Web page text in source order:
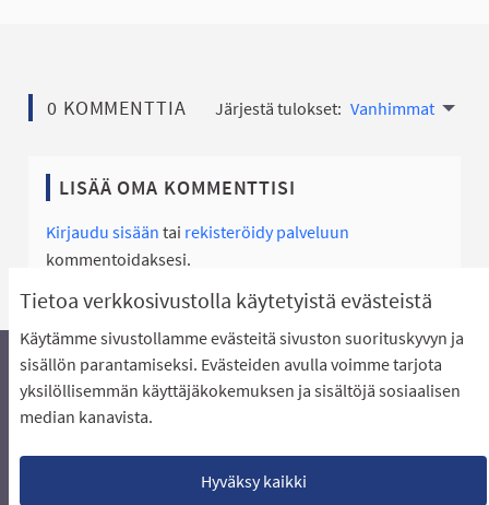
Tietoa verkkosivustolla käytetyistä evästeistä
Käytämme sivustollamme evästeitä sivuston suorituskyvyn ja
sisällön parantamiseksi. Evästeiden avulla voimme tarjota
yksilöllisemmän käyttäjäkokemuksen ja sisältöjä sosiaalisen
median kanavista.
Hyväksy kaikki
0 KOMMENTTIA Järjestä tulokset: Vanhimmat
LISÄÄ OMA KOMMENTTISI
Kirjaudu sisään tai rekisteröidy palveluun
kommentoidaksesi.
Äänestyksen pikaohjeet
Usein kysytyt kysymykset
Näin äänestät Asukasbudjetissa
Lataa avoimet datatiedostot